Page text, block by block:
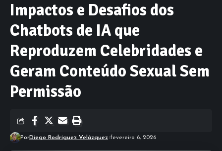
Impactos e Desafios dos
Chatbots de IA que
Reproduzem Celebridades e
Geram Conteúdo Sexual Sem
Permissão
PorDiego Rodríguez Velázquez fevereiro 6, 2026